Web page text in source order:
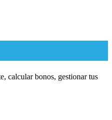
calcular bonos, gestionar tus